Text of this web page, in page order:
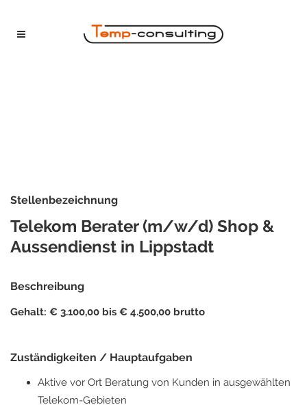
Stellenbezeichnung
Telekom Berater (m/w/d) Shop &
Aussendienst in Lippstadt
Beschreibung
Gehalt: € 3.100,00 bis € 4.500,00 brutto
Zuständigkeiten / Hauptaufgaben
Aktive vor Ort Beratung von Kunden in ausgewählten
Telekom-Gebieten